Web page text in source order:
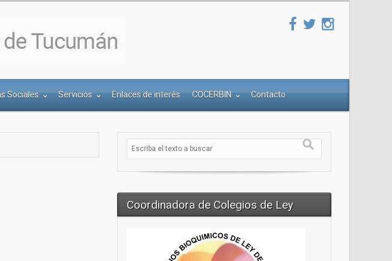
Sociales Servicios Enlaces de interés COCERBIN Contacto
Coordinadora de Colegios de Ley